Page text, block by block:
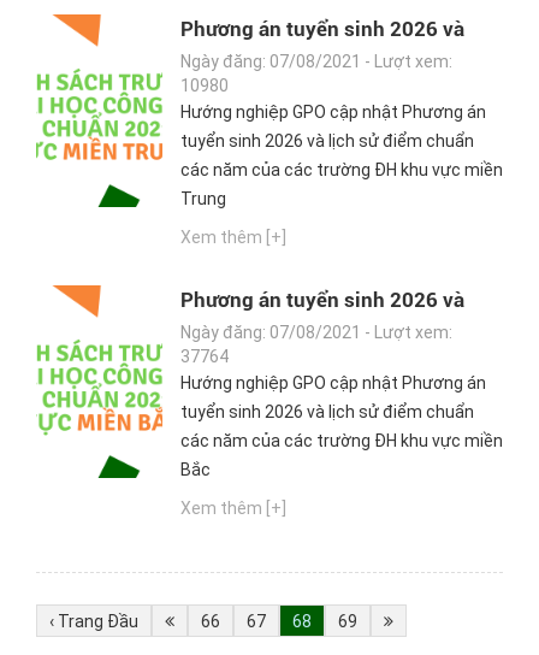
Phương án tuyển sinh 2026 và
lịch sử điểm chuẩn các năm của
các trường ĐH khu vực miền Trung
Ngày đăng: 07/08/2021 - Lượt xem:
10980
Hướng nghiệp GPO cập nhật Phương án
tuyển sinh 2026 và lịch sử điểm chuẩn
các năm của các trường ĐH khu vực miền
Trung
Xem thêm [+]
Phương án tuyển sinh 2026 và
lịch sử điểm chuẩn các năm của
các trường ĐH khu vực miền Bắc
Ngày đăng: 07/08/2021 - Lượt xem:
37764
Hướng nghiệp GPO cập nhật Phương án
tuyển sinh 2026 và lịch sử điểm chuẩn
các năm của các trường ĐH khu vực miền
Bắc
Xem thêm [+]
‹ Trang Đầu 66 67 68 69